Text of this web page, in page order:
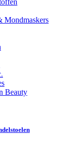
Mondmaskers
Beauty